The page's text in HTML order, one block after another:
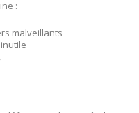
:
malveillants